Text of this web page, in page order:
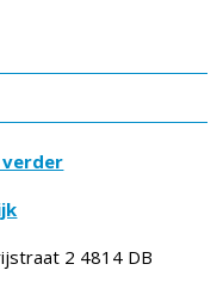
verder
2 4814 DB